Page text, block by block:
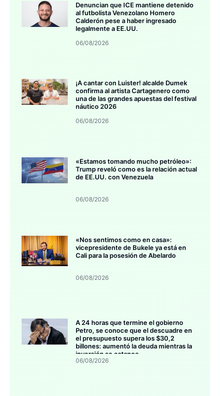
Denuncian que ICE mantiene detenido
al futbolista Venezolano Homero
Calderón pese a haber ingresado
legalmente a EE.UU.
06/08/2026
¡A cantar con Luister! alcalde Dumek
confirma al artista Cartagenero como
una de las grandes apuestas del festival
náutico 2026
06/08/2026
«Estamos tomando mucho petróleo»:
Trump reveló como es la relación actual
de EE.UU. con Venezuela
06/08/2026
«Nos sentimos como en casa»:
vicepresidente de Bukele ya está en
Cali para la posesión de Abelardo
06/08/2026
A 24 horas que termine el gobierno
Petro, se conoce que el descuadre en
el presupuesto supera los $30,2
billones: aumentó la deuda mientras la
inversión se estanca
06/08/2026